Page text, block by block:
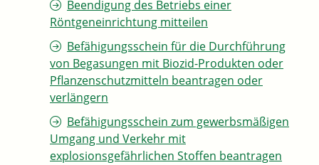
Beendigung des Betriebs einer
Röntgeneinrichtung mitteilen
Befähigungsschein für die Durchführung
von Begasungen mit Biozid-Produkten oder
Pflanzenschutzmitteln beantragen oder
verlängern
Befähigungsschein zum gewerbsmäßigen
Umgang und Verkehr mit
explosionsgefährlichen Stoffen beantragen